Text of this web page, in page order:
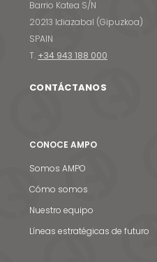
Barrio Katea S/N
20213 Idiazabal (Gipuzkoa)
SPAIN
T. +34 943 188 000
CONTÁCTANOS
CONOCE AMPO
Somos AMPO
Cómo somos
Nuestro equipo
Líneas estratégicas de futuro